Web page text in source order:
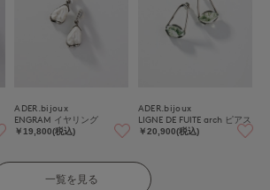
ADER.bijoux
ENGRAM イヤリング
￥19,800(税込)
ADER.bijoux
LIGNE DE FUITE arch ピアス
￥20,900(税込)
一覧を見る